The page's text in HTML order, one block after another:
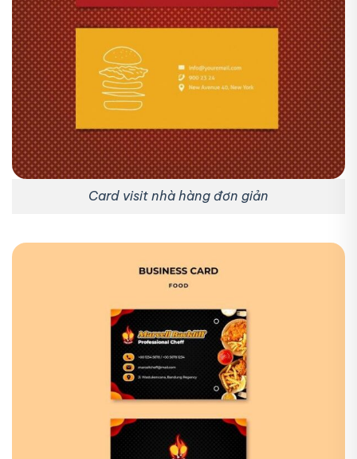
Card visit nhà hàng đơn giản